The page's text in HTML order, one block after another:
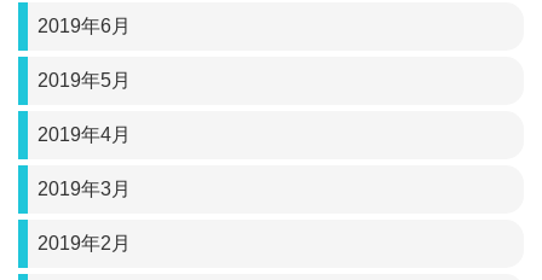
2019年6月
2019年5月
2019年4月
2019年3月
2019年2月